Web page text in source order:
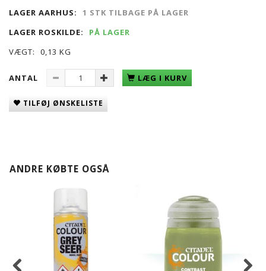
LAGER AARHUS:
1 STK TILBAGE PÅ LAGER
LAGER ROSKILDE:
PÅ LAGER
VÆGT:
0,13 KG
ANTAL LÆG I KURV
TILFØJ ØNSKELISTE
ANDRE KØBTE OGSÅ